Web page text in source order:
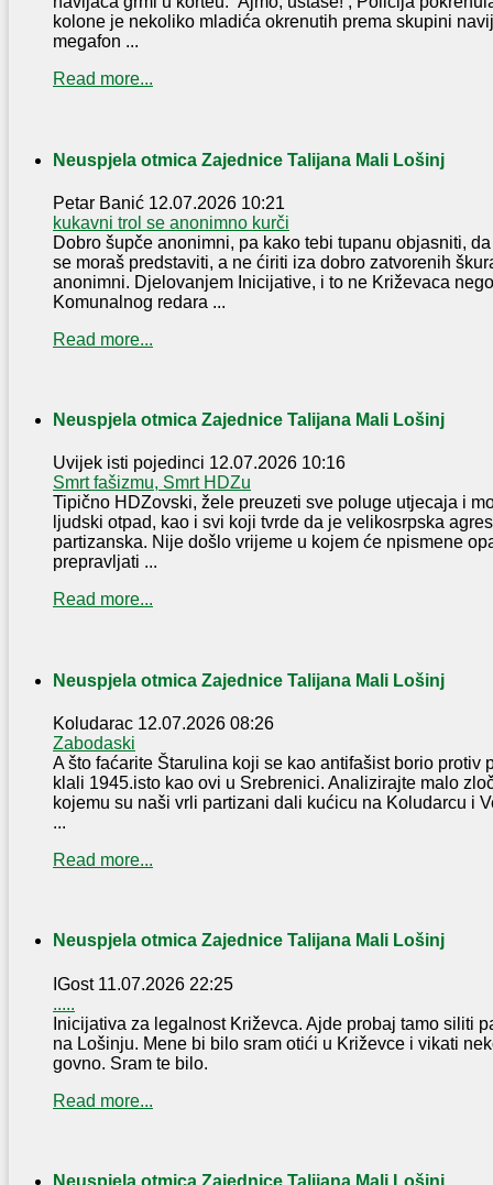
kolone je nekoliko mladića okrenutih prema skupini
megafon ...
Read more...
Neuspjela otmica Zajednice Talijana Mali Lošinj
Petar Banić 12.07.2026 10:21
kukavni trol se anonimno kurči
Dobro šupče anonimni, pa kako tebi tupanu objasniti,
se moraš predstaviti, a ne ćiriti iza dobro zatvorenih
anonimni. Djelovanjem Inicijative, i to ne Križevaca
Komunalnog redara ...
Read more...
Neuspjela otmica Zajednice Talijana Mali Lošinj
Uvijek isti pojedinci 12.07.2026 10:16
Smrt fašizmu, Smrt HDZu
Tipično HDZovski, žele preuzeti sve poluge utjecaja i
ljudski otpad, kao i svi koji tvrde da je velikosrpska
partizanska. Nije došlo vrijeme u kojem će npismene
prepravljati ...
Read more...
Neuspjela otmica Zajednice Talijana Mali Lošinj
Koludarac 12.07.2026 08:26
Zabodaski
A što faćarite Štarulina koji se kao antifašist borio protiv
klali 1945.isto kao ovi u Srebrenici. Analizirajte malo
kojemu su naši vrli partizani dali kućicu na Koludarcu i
...
Read more...
Neuspjela otmica Zajednice Talijana Mali Lošinj
IGost 11.07.2026 22:25
.....
Inicijativa za legalnost Križevca. Ajde probaj tamo siliti
na Lošinju. Mene bi bilo sram otići u Križevce i vikati
govno. Sram te bilo.
Read more...
Neuspjela otmica Zajednice Talijana Mali Lošinj